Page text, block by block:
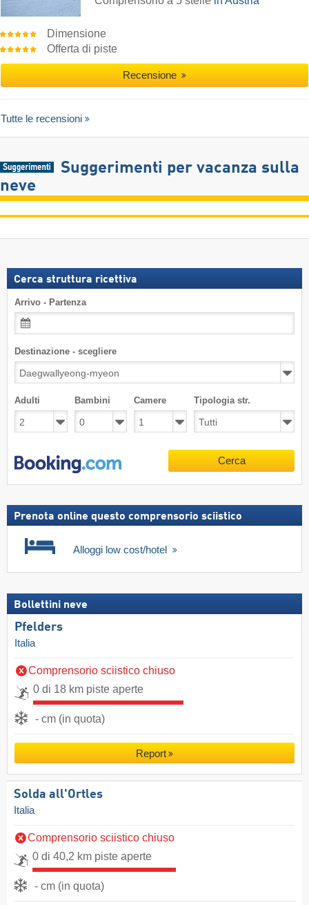
Dimensione
Offerta di piste
Recensione
Tutte le recensioni
Suggerimenti per vacanza sulla
neve
Cerca struttura ricettiva
Arrivo - Partenza
Destinazione - scegliere
Adulti Bambini Camere Tipologia str.
Cerca
Prenota online questo comprensorio sciistico
Alloggi low cost/hotel
Bollettini neve
Pfelders
Italia
Comprensorio sciistico chiuso
0 di 18 km piste aperte
- cm (in quota)
Report
Solda all'Ortles
Italia
Comprensorio sciistico chiuso
0 di 40,2 km piste aperte
- cm (in quota)